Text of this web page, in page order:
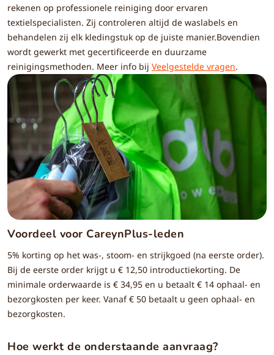
rekenen op professionele reiniging door ervaren
textielspecialisten. Zij controleren altijd de waslabels en
behandelen zij elk kledingstuk op de juiste manier.Bovendien
wordt gewerkt met gecertificeerde en duurzame
reinigingsmethoden. Meer info bij Veelgestelde vragen.
Voordeel voor CareynPlus-leden
5% korting op het was-, stoom- en strijkgoed (na eerste order).
Bij de eerste order krijgt u € 12,50 introductiekorting. De
minimale orderwaarde is € 34,95 en u betaalt € 14 ophaal- en
bezorgkosten per keer. Vanaf € 50 betaalt u geen ophaal- en
bezorgkosten.
Hoe werkt de onderstaande aanvraag?